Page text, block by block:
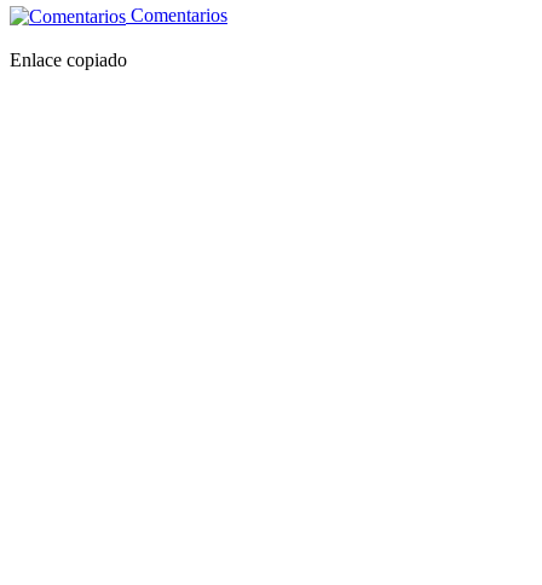
Comentarios
Enlace copiado